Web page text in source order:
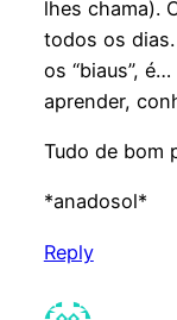
lhes chama).
todos os
os “biaus”,
aprender,
Tudo de bom
*anadosol*
Reply